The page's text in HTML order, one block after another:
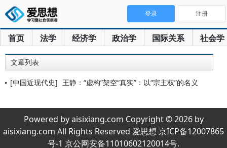
首页 法学 经济学 政治学 国际关系 社会学
登录 注册
文章列表
[中国近现代史] 王静：“虚构”架空“真实”：以“宗主权”的名义
Powered by aisixiang.com Copyright © 2026 by
aisixiang.com All Rights Reserved 爱思想 京ICP备12007865
号-1 京公网安备11010602120014号.